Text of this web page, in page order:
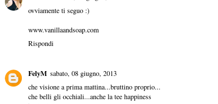
ovviamente ti seguo :)
www.vanillaandsoap.com
Rispondi
FelyM sabato, 08 giugno, 2013
che visione a prima mattina...bruttino proprio...
che belli gli occhiali...anche la tee happiness